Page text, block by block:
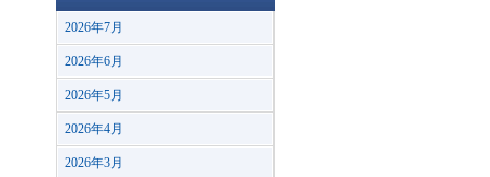
2026年7月
2026年6月
2026年5月
2026年4月
2026年3月